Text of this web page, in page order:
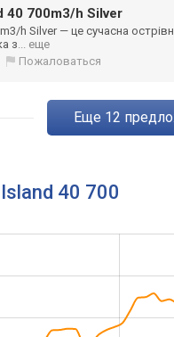
40 700m3/h Silver
h Silver — це сучасна
з... еще
Пожаловаться
eще 12
40 700